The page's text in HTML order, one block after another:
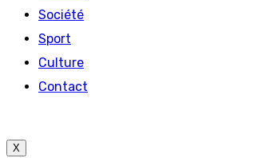
Société
Sport
Culture
Contact
X